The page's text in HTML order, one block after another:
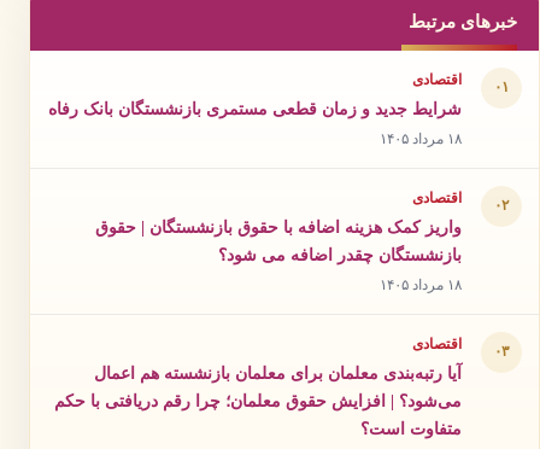
خبرهای مرتبط
۰۱ اقتصادی
شرایط جدید و زمان قطعی مستمری بازنشستگان بانک رفاه
۱۸ مرداد ۱۴۰۵
۰۲ اقتصادی
واریز کمک هزینه اضافه با حقوق بازنشستگان | حقوق
بازنشستگان چقدر اضافه می شود؟
۱۸ مرداد ۱۴۰۵
۰۳ اقتصادی
آیا رتبه‌بندی معلمان برای معلمان بازنشسته هم اعمال
می‌شود؟ | افزایش حقوق معلمان؛ چرا رقم دریافتی با حکم
متفاوت است؟